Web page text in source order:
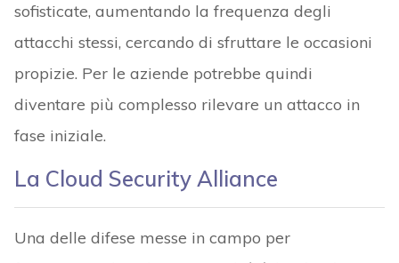
sofisticate, aumentando la frequenza degli
attacchi stessi, cercando di sfruttare le occasioni
propizie. Per le aziende potrebbe quindi
diventare più complesso rilevare un attacco in
fase iniziale.
La Cloud Security Alliance
Una delle difese messe in campo per